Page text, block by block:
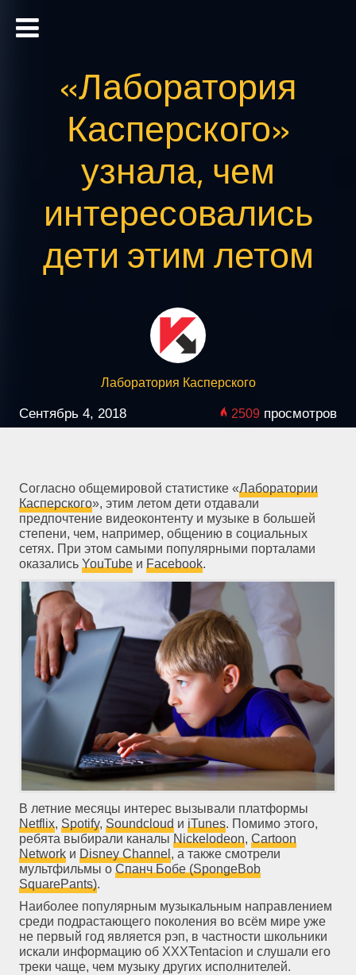
«Лаборатория
Касперского»
узнала, чем
интересовались
дети этим летом
Лаборатория Касперского
Сентябрь 4, 2018 2509 просмотров
Согласно общемировой статистике «Лаборатории
Касперского», этим летом дети отдавали
предпочтение видеоконтенту и музыке в большей
степени, чем, например, общению в социальных
сетях. При этом самыми популярными порталами
оказались YouTubeи Facebook.
В летние месяцы интерес вызывали платформы
Netflix, Spotify, Soundcloud и iTunes. Помимо этого,
ребята выбирали каналы Nickelodeon, Cartoon
Networkи Disney Channel , а также смотрели
мультфильмы о Спанч Бобе (SpongeBob
SquarePants).
Наиболее популярным музыкальным направлением
среди подрастающего поколения во всём мире уже
не первый год является рэп, в частности школьники
искали информацию об XXXTentacion и слушали его
треки чаще, чем музыку других исполнителей.